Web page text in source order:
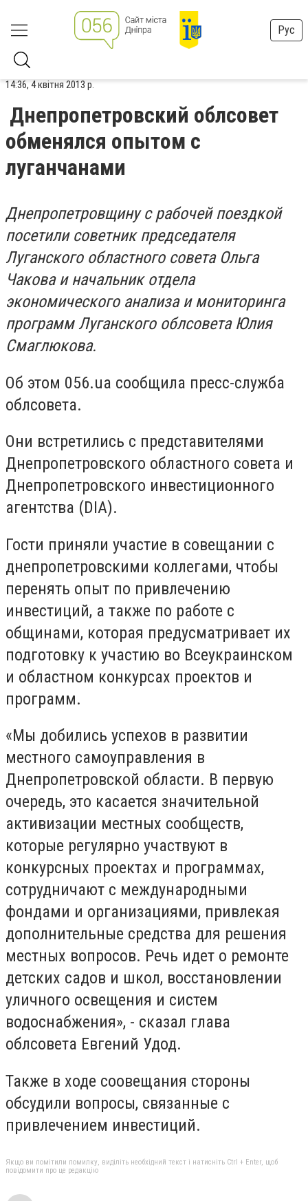
Рус
14:36, 4 квітня 2013 р.
Днепропетровский облсовет
обменялся опытом с
луганчанами
Днепропетровщину с рабочей поездкой
посетили советник председателя
Луганского областного совета Ольга
Чакова и начальник отдела
экономического анализа и мониторинга
программ Луганского облсовета Юлия
Смаглюкова.
Об этом 056.ua сообщила пресс-служба
облсовета.
Они встретились с представителями
Днепропетровского областного совета и
Днепропетровского инвестиционного
агентства (DIA).
Гости приняли участие в совещании с
днепропетровскими коллегами, чтобы
перенять опыт по привлечению
инвестиций, а также по работе с
общинами, которая предусматривает их
подготовку к участию во Всеукраинском
и областном конкурсах проектов и
программ.
«Мы добились успехов в развитии
местного самоуправления в
Днепропетровской области. В первую
очередь, это касается значительной
активизации местных сообществ,
которые регулярно участвуют в
конкурсных проектах и программах,
сотрудничают с международными
фондами и организациями, привлекая
дополнительные средства для решения
местных вопросов. Речь идет о ремонте
детских садов и школ, восстановлении
уличного освещения и систем
водоснабжения», - сказал глава
облсовета Евгений Удод.
Также в ходе соовещания стороны
обсудили вопросы, связанные с
привлечением инвестиций.
Якщо ви помітили помилку, виділіть необхідний текст і натисніть Ctrl + Enter, щоб
повідомити про це редакцію